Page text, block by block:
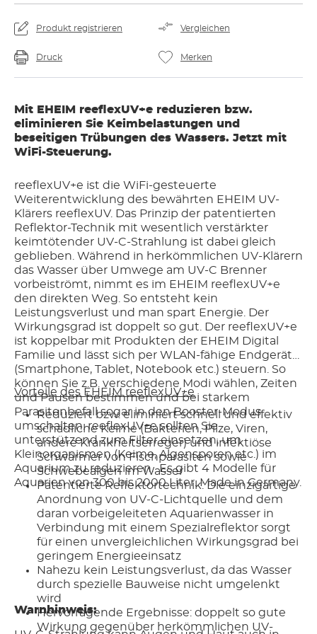
Produkt registrieren Vergleichen
Druck Merken
Mit EHEIM reeflexUV+e reduzieren bzw.
eliminieren Sie Keimbelastungen und
beseitigen Trübungen des Wassers. Jetzt mit
WiFi-Steuerung.
reeflexUV+e ist die WiFi-gesteuerte
Weiterentwicklung des bewährten EHEIM UV-
Klärers reeflexUV. Das Prinzip der patentierten
Reflektor-Technik mit wesentlich verstärkter
keimtötender UV-C-Strahlung ist dabei gleich
geblieben. Während in herkömmlichen UV-Klärern
das Wasser über Umwege am UV-C Brenner
vorbeiströmt, nimmt es im EHEIM reeflexUV+e
den direkten Weg. So entsteht kein
Leistungsverlust und man spart Energie. Der
Wirkungsgrad ist doppelt so gut. Der reeflexUV+e
ist koppelbar mit Produkten der EHEIM Digital
Familie und lässt sich per WLAN-fähige Endgeräte
(Smartphone, Tablet, Notebook etc.) steuern. So
können Sie z.B. verschiedene Modi wählen, Zeiten
und Pausen bestimmen und bei starkem
Parasitenbefall sogar in den Booster-Modus
umschalten. reeflexUV+e sollten Sie
unterstützend zum Filter einsetzen, um
Kleinorganismen (Keime, Algensporen etc.) im
Aquarium zu reduzieren. Es gibt 4 Modelle für
Aquarien von 300 bis 2000 Liter. Made in Germany.
Vorteile des EHEIM reeflexUV+e
Reduziert bzw. eliminiert schnell und effektiv
schädliche Keime (Bakterien, Pilze, Viren,
andere Krankheitserreger) und infektiöse
Schwärmer von Fischparasiten sowie
Schwebealgen im Wasser
Patentierte Reflektortechnik: Die einzigartige
Anordnung von UV-C-Lichtquelle und dem
daran vorbeigeleiteten Aquarienwasser in
Verbindung mit einem Spezialreflektor sorgt
für einen unvergleichlichen Wirkungsgrad bei
geringem Energieeinsatz
Nahezu kein Leistungsverlust, da das Wasser
durch spezielle Bauweise nicht umgelenkt
wird
Hervorragende Ergebnisse: doppelt so gute
Wirkung gegenüber herkömmlichen UV-
Warnhinweis: